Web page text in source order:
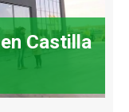
Castilla